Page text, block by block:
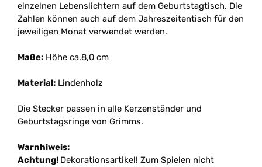
einzelnen Lebenslichtern auf dem Geburtstagtisch. Die
Zahlen können auch auf dem Jahreszeitentisch für den
jeweiligen Monat verwendet werden.
Maße: Höhe ca.8,0 cm
Material: Lindenholz
Die Stecker passen in alle Kerzenständer und
Geburtstagsringe von Grimms.
Warnhiweis:
Achtung! Dekorationsartikel! Zum Spielen nicht